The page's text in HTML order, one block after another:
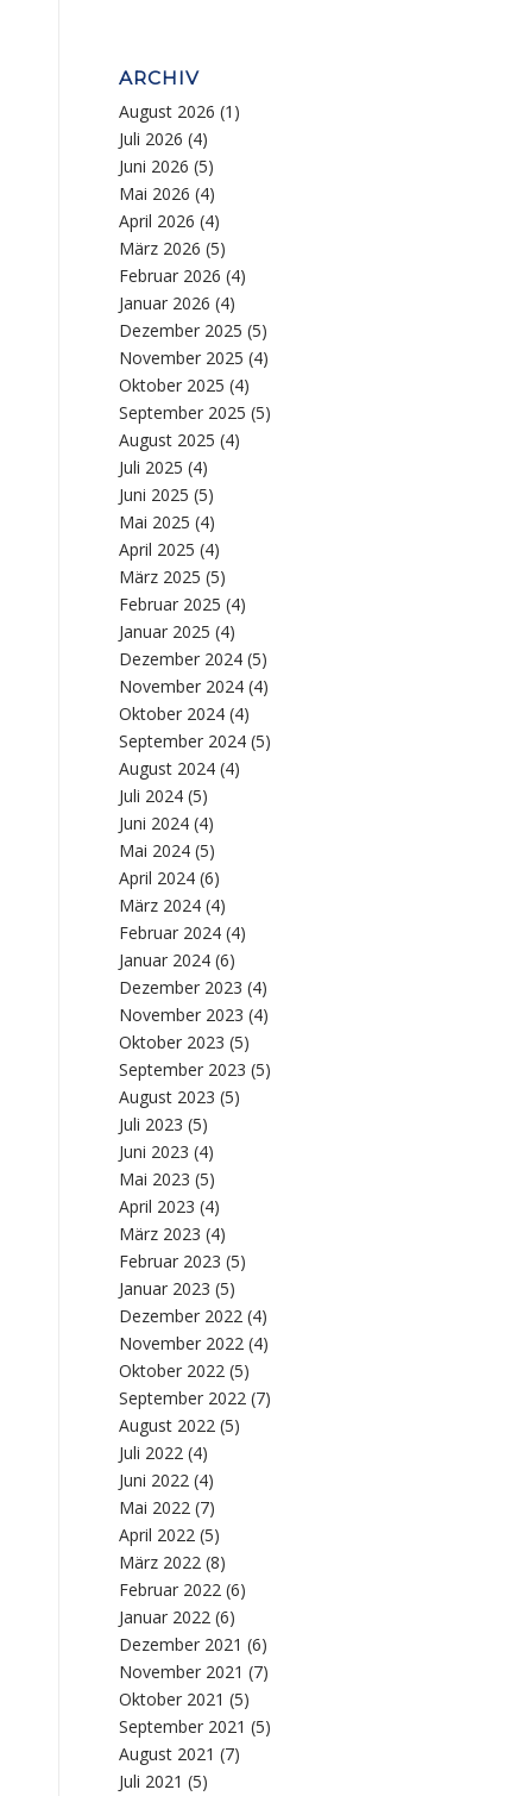
ARCHIV
August 2026 (1)
Juli 2026 (4)
Juni 2026 (5)
Mai 2026 (4)
April 2026 (4)
März 2026 (5)
Februar 2026 (4)
Januar 2026 (4)
Dezember 2025 (5)
November 2025 (4)
Oktober 2025 (4)
September 2025 (5)
August 2025 (4)
Juli 2025 (4)
Juni 2025 (5)
Mai 2025 (4)
April 2025 (4)
März 2025 (5)
Februar 2025 (4)
Januar 2025 (4)
Dezember 2024 (5)
November 2024 (4)
Oktober 2024 (4)
September 2024 (5)
August 2024 (4)
Juli 2024 (5)
Juni 2024 (4)
Mai 2024 (5)
April 2024 (6)
März 2024 (4)
Februar 2024 (4)
Januar 2024 (6)
Dezember 2023 (4)
November 2023 (4)
Oktober 2023 (5)
September 2023 (5)
August 2023 (5)
Juli 2023 (5)
Juni 2023 (4)
Mai 2023 (5)
April 2023 (4)
März 2023 (4)
Februar 2023 (5)
Januar 2023 (5)
Dezember 2022 (4)
November 2022 (4)
Oktober 2022 (5)
September 2022 (7)
August 2022 (5)
Juli 2022 (4)
Juni 2022 (4)
Mai 2022 (7)
April 2022 (5)
März 2022 (8)
Februar 2022 (6)
Januar 2022 (6)
Dezember 2021 (6)
November 2021 (7)
Oktober 2021 (5)
September 2021 (5)
August 2021 (7)
Juli 2021 (5)